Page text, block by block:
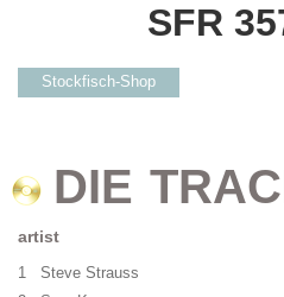
SFR
Stockfisch-Shop
DIE
artist
1 Steve Strauss